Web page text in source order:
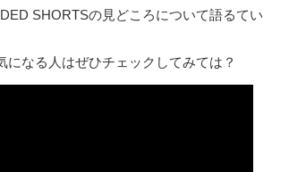
SHORTSの見どころについて語るてい
なる人はぜひチェックしてみては？